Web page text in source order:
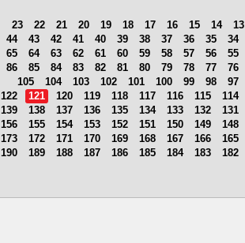
13
14
15
16
17
18
19
20
21
22
23
34
35
36
37
38
39
40
41
42
43
44
55
56
57
58
59
60
61
62
63
64
65
76
77
78
79
80
81
82
83
84
85
86
97
98
99
100
101
102
103
104
105
114
115
116
117
118
119
120
121
122
131
132
133
134
135
136
137
138
139
148
149
150
151
152
153
154
155
156
165
166
167
168
169
170
171
172
173
182
183
184
185
186
187
188
189
190